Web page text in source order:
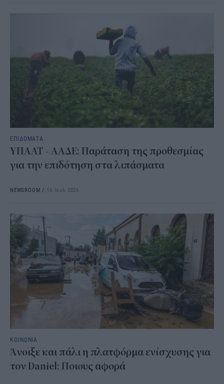
ΕΠΙΔΟΜΑΤΑ
ΥΠΑΑΤ - ΑΑΔΕ: Παράταση της προθεσμίας
για την επιδότηση στα λιπάσματα
NEWSROOM / 16 Ιουλ 2026
ΚΟΙΝΩΝΙΑ
Άνοιξε και πάλι η πλατφόρμα ενίσχυσης για
τον Daniel: Ποιους αφορά